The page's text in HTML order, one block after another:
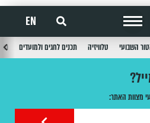
EN
השבועי טלוויזיה תכנים לחגים ולמועדים
מצוות האתר: